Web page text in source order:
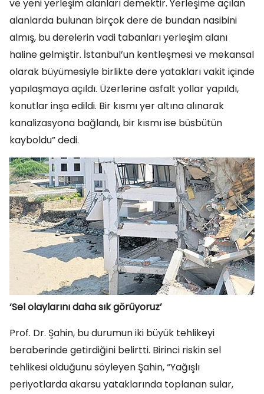
ve yeni yerleşim alanları demektir. Yerleşime açılan
alanlarda bulunan birçok dere de bundan nasibini
almış, bu derelerin vadi tabanları yerleşim alanı
haline gelmiştir. İstanbul’un kentleşmesi ve mekansal
olarak büyümesiyle birlikte dere yatakları vakit içinde
yapılaşmaya açıldı. Üzerlerine asfalt yollar yapıldı,
konutlar inşa edildi. Bir kısmı yer altına alınarak
kanalizasyona bağlandı, bir kısmı ise büsbütün
kayboldu” dedi.
‘Sel olaylarını daha sık görüyoruz’
Prof. Dr. Şahin, bu durumun iki büyük tehlikeyi
beraberinde getirdiğini belirtti. Birinci riskin sel
tehlikesi olduğunu söyleyen Şahin, “Yağışlı
periyotlarda akarsu yataklarında toplanan sular,